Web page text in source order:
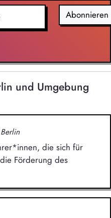
Abonnieren
und Umgebung
die sich für
Förderung des